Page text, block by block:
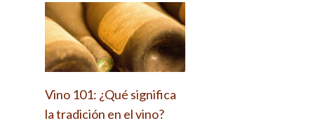
Vino 101: ¿Qué significa
la tradición en el vino?